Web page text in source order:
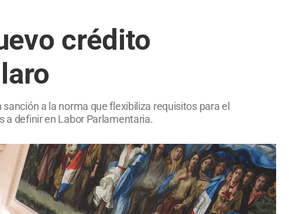
crédito
a la norma que flexibiliza requisitos para el
a definir en Labor Parlamentaria.